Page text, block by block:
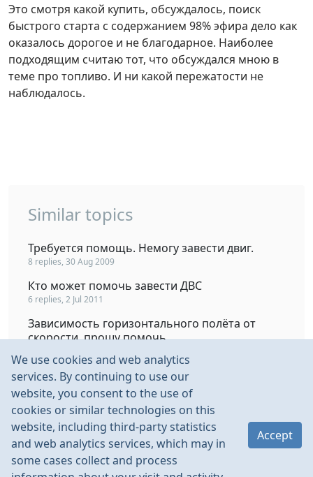
Это смотря какой купить, обсуждалось, поиск
быстрого старта с содержанием 98% эфира дело как
оказалось дорогое и не благодарное. Наиболее
подходящим считаю тот, что обсуждался мною в
теме про топливо. И ни какой пережатости не
наблюдалось.
Similar topics
Требуется помощь. Немогу завести двиг.
8 replies, 30 Aug 2009
Кто может помочь завести ДВС
6 replies, 2 Jul 2011
Зависимость горизонтального полёта от
скорости, прошу помочь...
Моя конфигурация. Прошу оценить и помочь.
6 replies, 25 Jul 2010
Spektrum 61000e- Прошу помочь.
3 replies, 24 Oct 2010
We use cookies and web analytics
services. By continuing to use our
website, you consent to the use of
cookies or similar technologies on this
website, including third-party statistics
and web analytics services, which may in
some cases collect and process
Accept